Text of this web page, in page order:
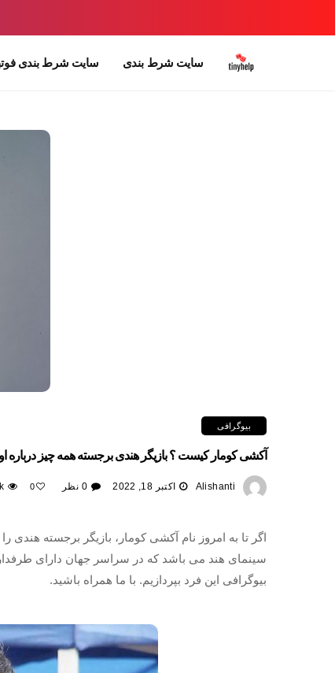
سایت شرط بندی سایت شرط بندی
بیوگرافی
آکشی کومار کیست ؟ بازیگر هندی برجسته همه چیز درباره او
Alishanti اکتبر 18, 2022 0 نظر 0
اگر تا به امروز نام آکشی کومار، بازیگر برجسته هندی
سینمای هند می باشد که در سراسر جهان دارای
بیوگرافی این فرد بپردازیم. با ما همراه باشید.